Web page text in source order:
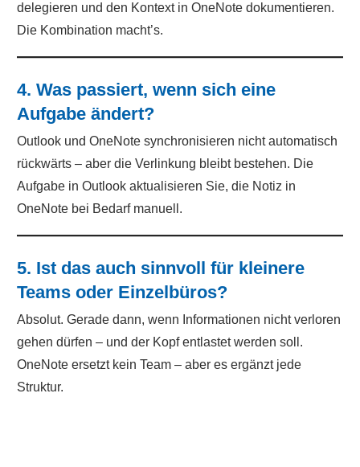
delegieren und den Kontext in OneNote dokumentieren.
Die Kombination macht’s.
4. Was passiert, wenn sich eine
Aufgabe ändert?
Outlook und OneNote synchronisieren nicht automatisch
rückwärts – aber die Verlinkung bleibt bestehen. Die
Aufgabe in Outlook aktualisieren Sie, die Notiz in
OneNote bei Bedarf manuell.
5. Ist das auch sinnvoll für kleinere
Teams oder Einzelbüros?
Absolut. Gerade dann, wenn Informationen nicht verloren
gehen dürfen – und der Kopf entlastet werden soll.
OneNote ersetzt kein Team – aber es ergänzt jede
Struktur.